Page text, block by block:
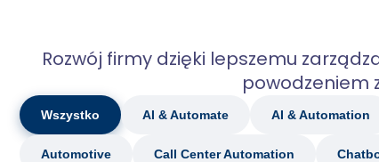
Rozwój firmy dzięki lepszemu
powodzeniem
Wszystko AI & Automate AI & Automation
Automotive Call Center Automation